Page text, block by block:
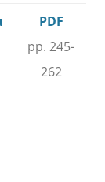
PDF
pp. 245-
262